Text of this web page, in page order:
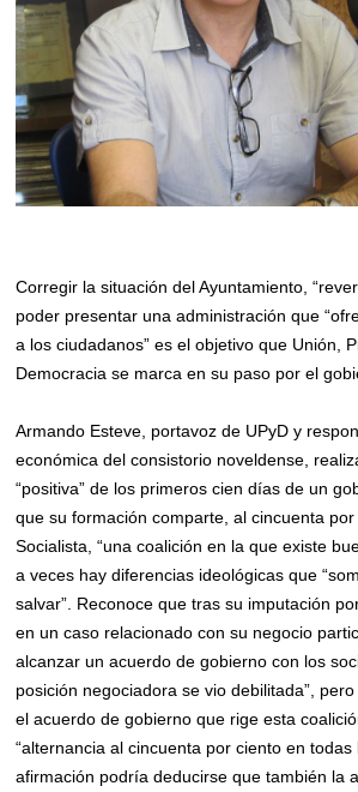
Corregir la situación del Ayuntamiento,
poder presentar una administración que
a los ciudadanos” es el objetivo que Unión,
Democracia se marca en su paso por el
Armando Esteve, portavoz de UPyD y
económica del consistorio noveldense,
“positiva” de los primeros cien días de un
que su formación comparte, al cincuenta
Socialista, “una coalición en la que existe
a veces hay diferencias ideológicas que
salvar”. Reconoce que tras su imputación
en un caso relacionado con su negocio
alcanzar un acuerdo de gobierno con los
posición negociadora se vio debilitada”,
el acuerdo de gobierno que rige esta
“alternancia al cincuenta por ciento en todas
afirmación podría deducirse que también la